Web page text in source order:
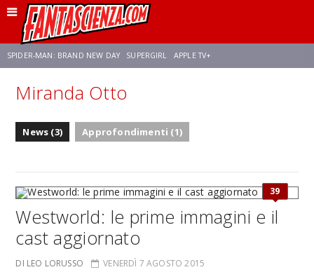
SPIDER-MAN: BRAND NEW DAY SUPERGIRL APPLE TV+
FRANCO RICCIARDIELLO ZENDAYA
Miranda Otto
News (3) Approfondimenti (1)
39
Westworld: le prime immagini e il
cast aggiornato
DI LEO LORUSSO VENERDÌ 7 AGOSTO 2015